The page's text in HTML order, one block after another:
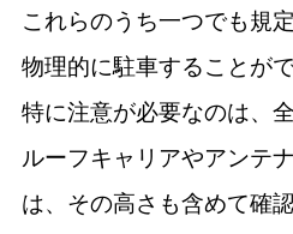
これらのうち一つでも規
物理的に駐車することが
特に注意が必要なのは、
ルーフキャリアやアンテ
は、その高さも含めて確